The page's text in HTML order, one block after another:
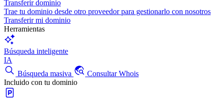
Transferir dominio
Trae tu dominio desde otro proveedor para gestionarlo con nosotros
Transferir mi dominio
Herramientas
Búsqueda inteligente
IA
Búsqueda masiva
Consultar Whois
Incluido con tu dominio